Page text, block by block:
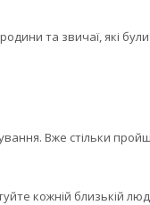
та звичаї, які
Вже стільки
кожній близькій